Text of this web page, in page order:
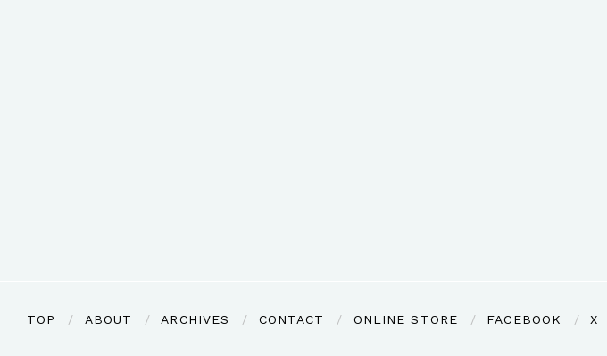
TOP ABOUT ARCHIVES CONTACT ONLINE STORE FACEBOOK X